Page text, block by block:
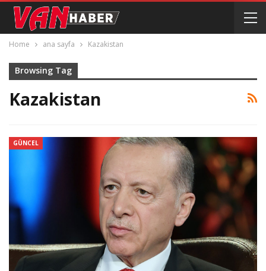
Home ana sayfa Kazakistan
Browsing Tag
Kazakistan
GÜNCEL